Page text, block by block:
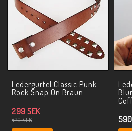
Ledergürtel Classic Punk
Rock Snap On Braun.
420 SEK
299 SEK